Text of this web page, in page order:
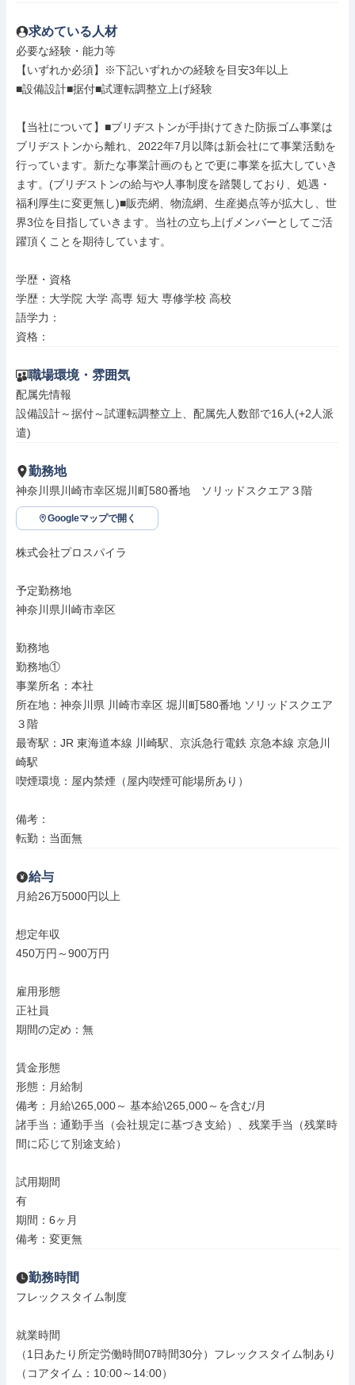
求めている人材
必要な経験・能力等
【いずれか必須】※下記いずれかの経験を目安3年以上
■設備設計■据付■試運転調整立上げ経験
【当社について】■ブリヂストンが手掛けてきた防振ゴム事業は
ブリヂストンから離れ、2022年7月以降は新会社にて事業活動を
行っています。新たな事業計画のもとで更に事業を拡大していき
ます。(ブリヂストンの給与や人事制度を踏襲しており、処遇・
福利厚生に変更無し)■販売網、物流網、生産拠点等が拡大し、世
界3位を目指していきます。当社の立ち上げメンバーとしてご活
躍頂くことを期待しています。
学歴・資格
学歴：大学院 大学 高専 短大 専修学校 高校
語学力：
資格：
職場環境・雰囲気
配属先情報
設備設計～据付～試運転調整立上、配属先人数部で16人(+2人派
遣)
勤務地
神奈川県川崎市幸区堀川町580番地　ソリッドスクエア３階
Googleマップで開く
株式会社プロスパイラ
予定勤務地
神奈川県川崎市幸区
勤務地
勤務地①
事業所名：本社
所在地：神奈川県 川崎市幸区 堀川町580番地 ソリッドスクエア
３階
最寄駅：JR 東海道本線 川崎駅、京浜急行電鉄 京急本線 京急川
崎駅
喫煙環境：屋内禁煙（屋内喫煙可能場所あり）
備考：
転勤：当面無
給与
月給26万5000円以上
想定年収
450万円～900万円
雇用形態
正社員
期間の定め：無
賃金形態
形態：月給制
備考：月給\265,000～ 基本給\265,000～を含む/月
諸手当：通勤手当（会社規定に基づき支給）、残業手当（残業時
間に応じて別途支給）
試用期間
有
期間：6ヶ月
備考：変更無
勤務時間
フレックスタイム制度
就業時間
（1日あたり所定労働時間07時間30分）フレックスタイム制あり
（コアタイム：10:00～14:00）